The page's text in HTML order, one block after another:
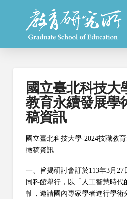
國立臺北科技大
教育永續發展學
稿資訊
國立臺北科技大學-2024技職教
徵稿資訊
一、旨揭研討會訂於113年3月
同科館舉行，以「人工智慧時代
軸，邀請國內專家學者進行學術